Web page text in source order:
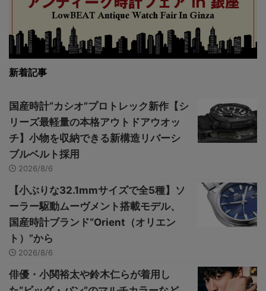
新着記事
国産時計“カシオ”プロトレック新作【シ
リーズ最軽量の本格アウトドアウオッ
チ】小物を収納できる新構造リバーシ
ブルベルト採用
2026/8/6
【小ぶりな32.1mmサイズで全5種】ソ
ーラー駆動ムーヴメント搭載モデル、
国産時計ブランド“Orient（オリエン
ト）”から
2026/8/6
俳優・小関裕太や鈴木仁らが着用し